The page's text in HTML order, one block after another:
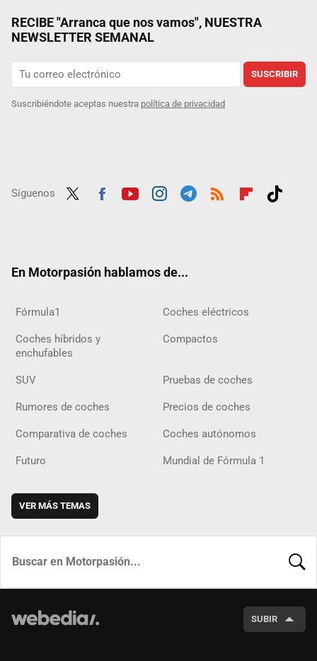
RECIBE "Arranca que nos vamos", NUESTRA
NEWSLETTER SEMANAL
SUSCRIBIR
Suscribiéndote aceptas nuestra política de privacidad
Síguenos
En Motorpasión hablamos de...
Fórmula1 Coches eléctricos
Coches híbridos y
enchufables
Compactos
SUV Pruebas de coches
Rumores de coches Precios de coches
Comparativa de coches Coches autónomos
Futuro Mundial de Fórmula 1
VER MÁS TEMAS
SUBIR